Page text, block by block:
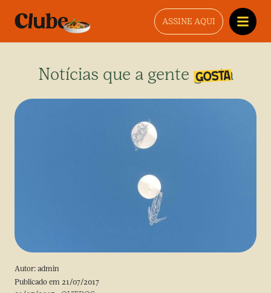
ASSINE AQUI
Notícias que a gente gosta
Autor: admin
Publicado em 21/07/2017